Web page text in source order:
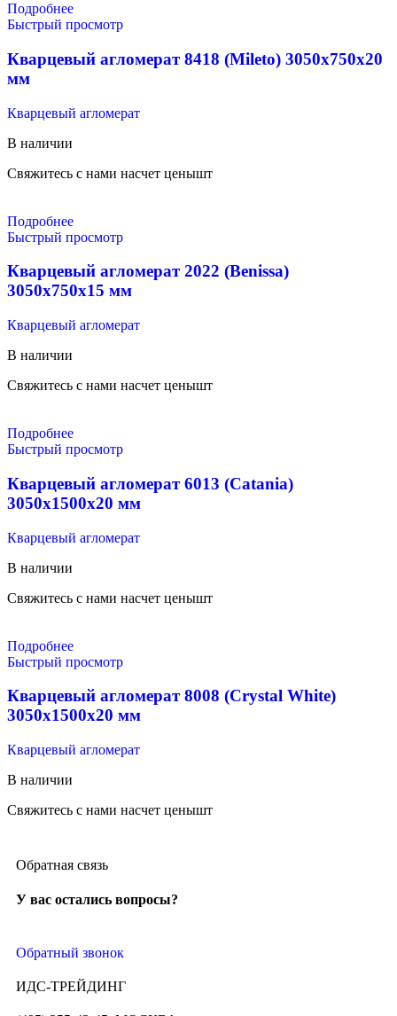
Подробнее
Быстрый просмотр
Кварцевый агломерат 8418 (Mileto) 3050х750х20
мм
Кварцевый агломерат
В наличии
Свяжитесь с нами насчет ценышт
Подробнее
Быстрый просмотр
Кварцевый агломерат 2022 (Benissa)
3050х750х15 мм
Кварцевый агломерат
В наличии
Свяжитесь с нами насчет ценышт
Подробнее
Быстрый просмотр
Кварцевый агломерат 6013 (Catania)
3050х1500х20 мм
Кварцевый агломерат
В наличии
Свяжитесь с нами насчет ценышт
Подробнее
Быстрый просмотр
Кварцевый агломерат 8008 (Crystal White)
3050x1500x20 мм
Кварцевый агломерат
В наличии
Свяжитесь с нами насчет ценышт
Обратная связь
У вас остались вопросы?
Обратный звонок
ИДС-ТРЕЙДИНГ